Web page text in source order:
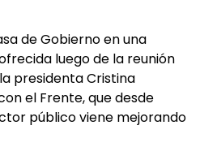
de Gobierno en una
luego de la reunión
presidenta Cristina
el Frente, que desde
público viene mejorando